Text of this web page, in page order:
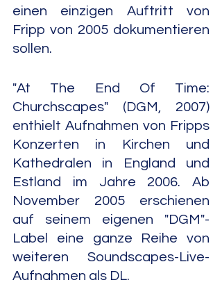
einen einzigen Auftritt von
Fripp von 2005 dokumentieren
sollen.
"At The End Of Time:
Churchscapes" (DGM, 2007)
enthielt Aufnahmen von Fripps
Konzerten in Kirchen und
Kathedralen in England und
Estland im Jahre 2006. Ab
November 2005 erschienen
auf seinem eigenen "DGM"-
Label eine ganze Reihe von
weiteren Soundscapes-Live-
Aufnahmen als DL.